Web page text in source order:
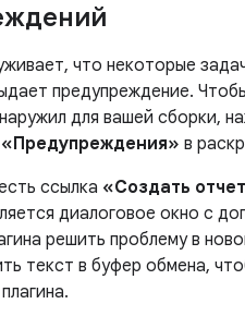
что некоторые
предупреждение.
для вашей сборки,
«Предупреждения» в
ссылка «Создать
диалоговое окно с
решить проблему в
текст в буфер обмена,